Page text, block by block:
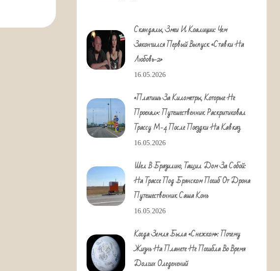
Скандалы, Змеи И Коалиции: Чем
Закончился Первый Выпуск «Ставки На
Любовь-2»
16.05.2026
«Платишь За Километры, Которые Не
Проехал»: Путешественник Раскритиковал
Трассу М-4 После Поездки На Кавказ
16.05.2026
Шел В Бразилию, Тащил Дом За Собой:
На Трассе Под Брянском Погиб От Дрона
Путешественник Саша Конь
16.05.2026
Когда Земля Была «снежком»: Почему
Жизнь На Планете Не Погибла Во Время
Долгих Оледенений